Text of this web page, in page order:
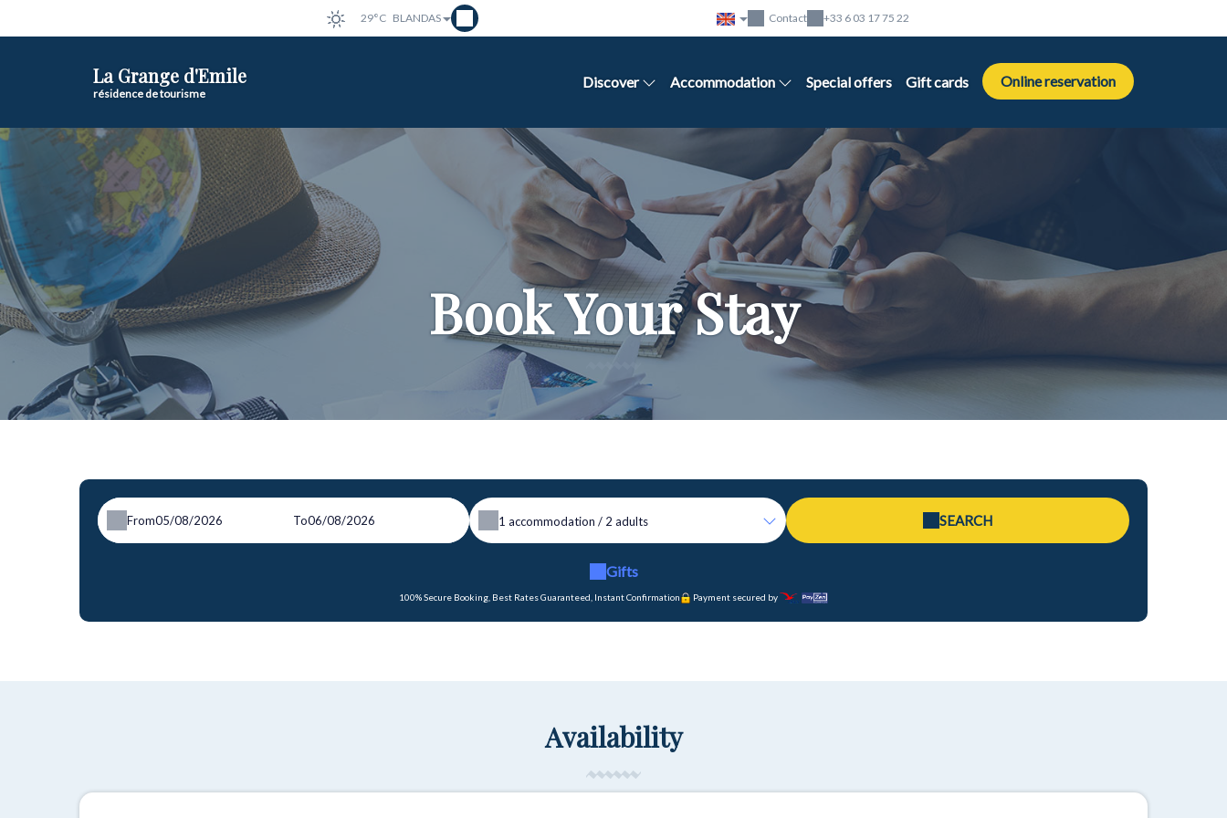
29°C BLANDAS Contact +33 6 03 17 75 22
La Grange d'Emile
résidence de tourisme
Discover Accommodation Special offers Gift cards Online reservation
Book Your Stay
From To 1 accommodation / 2 adults SEARCH
Gifts
100% Secure Booking, Best Rates Guaranteed, Instant Confirmation Payment secured by
Availability